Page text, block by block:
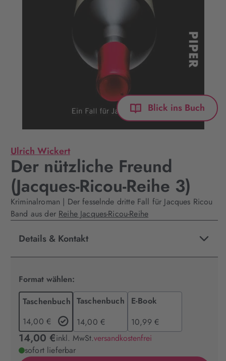
Blick ins Buch
Ulrich Wickert
Der nützliche Freund
(Jacques-Ricou-Reihe 3)
Kriminalroman | Der fesselnde dritte Fall für Jacques Ricou
Band aus der Reihe Jacques-Ricou-Reihe
Details & Kontakt
Format wählen:
Taschenbuch
14,00 €
Taschenbuch
14,00 €
E-Book
10,99 €
14,00 €inkl. MwSt.versandkostenfrei
sofort lieferbar